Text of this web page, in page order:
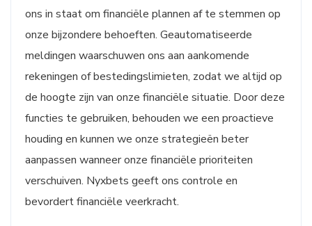
ons in staat om financiële plannen af te stemmen op
onze bijzondere behoeften. Geautomatiseerde
meldingen waarschuwen ons aan aankomende
rekeningen of bestedingslimieten, zodat we altijd op
de hoogte zijn van onze financiële situatie. Door deze
functies te gebruiken, behouden we een proactieve
houding en kunnen we onze strategieën beter
aanpassen wanneer onze financiële prioriteiten
verschuiven. Nyxbets geeft ons controle en
bevordert financiële veerkracht.